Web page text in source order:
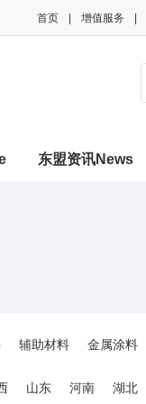
增值服务
首页
东盟资讯News
辅助材料 金属涂料
山东 河南 湖北